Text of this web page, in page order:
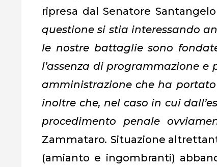
ripresa dal Senatore
questione si stia interessando
le nostre battaglie sono
l’assenza di programmazione
amministrazione che ha
inoltre che, nel caso in cui
procedimento penale
Zammataro. Situazione
(amianto e ingombranti)